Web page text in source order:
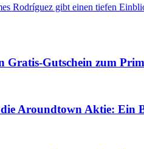
Rodríguez gibt einen tiefen
Gratis-Gutschein zum
Aroundtown Aktie: Ein